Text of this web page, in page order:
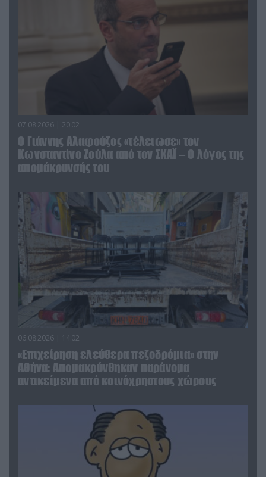
07.08.2026 | 20:02
Ο Γιάννης Αλαφούζος «τέλειωσε» τον
Κωνσταντίνο Ζούλα από τον ΣΚΑΪ – Ο λόγος της
απομάκρυνσής του
06.08.2026 | 14:02
«Επιχείρηση ελεύθερα πεζοδρόμια» στην
Αθήνα: Απομακρύνθηκαν παράνομα
αντικείμενα από κοινόχρηστους χώρους